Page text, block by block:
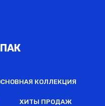
КОЛЛЕКЦИЯ
ХИТЫ ПРОДАЖ